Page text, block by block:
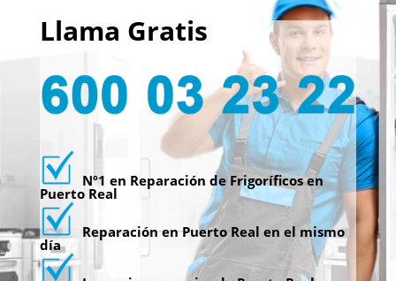
Llama Gratis
Nº1 en Reparación de Frigoríficos en
Puerto Real
Reparación en Puerto Real en el mismo
día